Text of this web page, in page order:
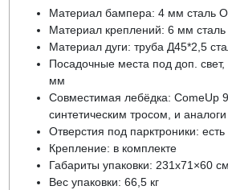
Материал бампера: 4 мм сталь
Материал креплений: 6 мм
Материал дуги: труба Д45*2,5
Посадочные места под доп.
мм
Совместимая лебёдка: ComeUp
синтетическим тросом, и аналоги
Отверстия под парктроники: есть
Крепление: в комплекте
Габариты упаковки: 231х71×60 см
Вес упаковки: 66,5 кг